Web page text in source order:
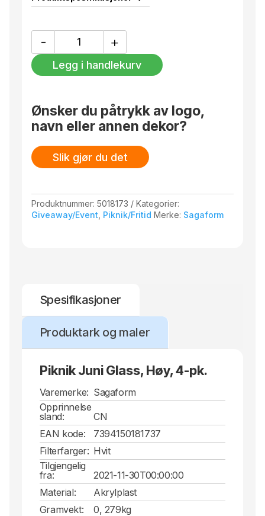
sommernatt. Finnes også i klar plast (artikkel
-
Juni
Glass,
Høy,
antall
+
Legg i handlekurv
Ønsker du påtrykk av logo,
navn eller annen dekor?
Slik gjør du det
Produktnummer:5018173
Kategorier:
Giveaway/Event Piknik/Fritid Merke: Sagaform
Spesifikasjoner
Produktark og maler
Piknik Juni Glass, Høy, 4-pk.
Varemerke: Sagaform
Opprinnelse
sland:
CN
EAN kode:
7394150181737
Filterfarger: Hvit
Tilgjengelig
fra:
2021-11-30T00:00:00
Material:
Akrylplast
Gramvekt:
0, 279kg